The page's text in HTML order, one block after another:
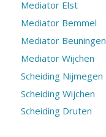
Mediator Elst
Mediator Bemmel
Mediator Beuningen
Mediator Wijchen
Scheiding Nijmegen
Scheiding Wijchen
Scheiding Druten